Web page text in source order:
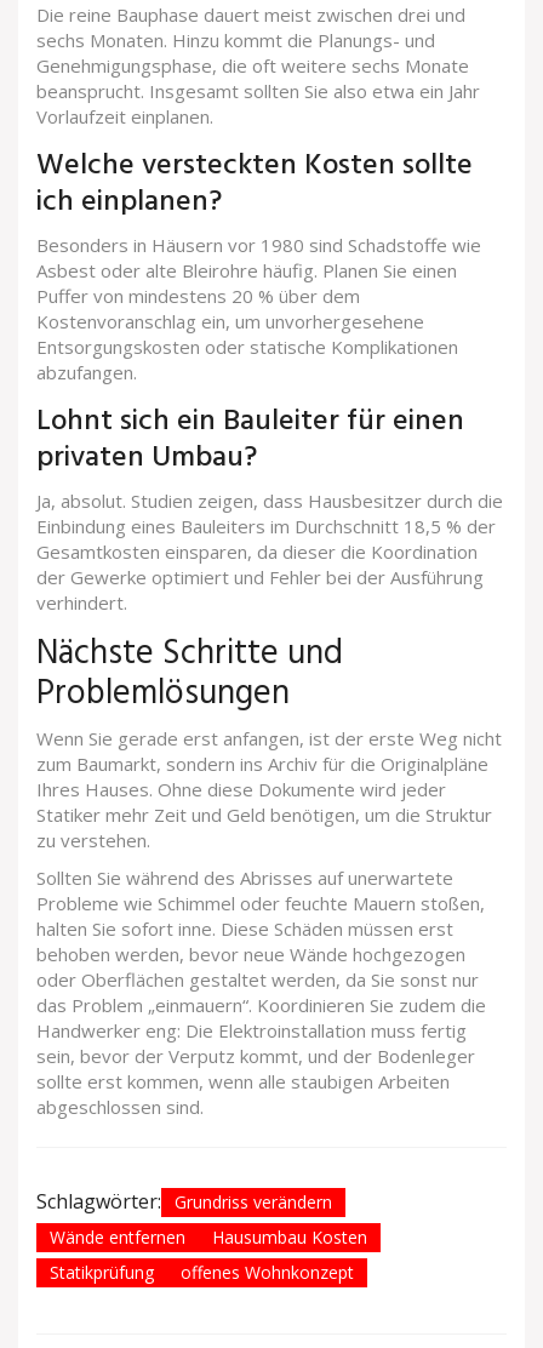
Die reine Bauphase dauert meist zwischen drei und
sechs Monaten. Hinzu kommt die Planungs- und
Genehmigungsphase, die oft weitere sechs Monate
beansprucht. Insgesamt sollten Sie also etwa ein Jahr
Vorlaufzeit einplanen.
Welche versteckten Kosten sollte
ich einplanen?
Besonders in Häusern vor 1980 sind Schadstoffe wie
Asbest oder alte Bleirohre häufig. Planen Sie einen
Puffer von mindestens 20 % über dem
Kostenvoranschlag ein, um unvorhergesehene
Entsorgungskosten oder statische Komplikationen
abzufangen.
Lohnt sich ein Bauleiter für einen
privaten Umbau?
Ja, absolut. Studien zeigen, dass Hausbesitzer durch die
Einbindung eines Bauleiters im Durchschnitt 18,5 % der
Gesamtkosten einsparen, da dieser die Koordination
der Gewerke optimiert und Fehler bei der Ausführung
verhindert.
Nächste Schritte und
Problemlösungen
Wenn Sie gerade erst anfangen, ist der erste Weg nicht
zum Baumarkt, sondern ins Archiv für die Originalpläne
Ihres Hauses. Ohne diese Dokumente wird jeder
Statiker mehr Zeit und Geld benötigen, um die Struktur
zu verstehen.
Sollten Sie während des Abrisses auf unerwartete
Probleme wie Schimmel oder feuchte Mauern stoßen,
halten Sie sofort inne. Diese Schäden müssen erst
behoben werden, bevor neue Wände hochgezogen
oder Oberflächen gestaltet werden, da Sie sonst nur
das Problem „einmauern“. Koordinieren Sie zudem die
Handwerker eng: Die Elektroinstallation muss fertig
sein, bevor der Verputz kommt, und der Bodenleger
sollte erst kommen, wenn alle staubigen Arbeiten
abgeschlossen sind.
Schlagwörter:
Grundriss verändern
Wände entfernen
Hausumbau Kosten
Statikprüfung
offenes Wohnkonzept